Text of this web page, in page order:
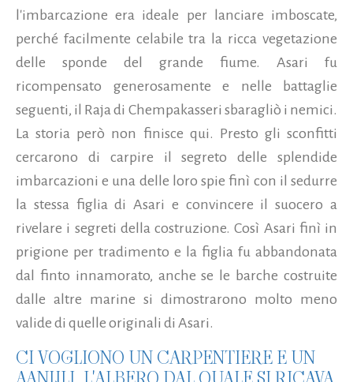
l'imbarcazione era ideale per lanciare imboscate,
perché facilmente celabile tra la ricca vegetazione
delle sponde del grande fiume. Asari fu
ricompensato generosamente e nelle battaglie
seguenti, il Raja di Chempakasseri sbaragliò i nemici.
La storia però non finisce qui. Presto gli sconfitti
cercarono di carpire il segreto delle splendide
imbarcazioni e una delle loro spie finì con il sedurre
la stessa figlia di Asari e convincere il suocero a
rivelare i segreti della costruzione. Così Asari finì in
prigione per tradimento e la figlia fu abbandonata
dal finto innamorato, anche se le barche costruite
dalle altre marine si dimostrarono molto meno
valide di quelle originali di Asari.
CI VOGLIONO UN CARPENTIERE E UN